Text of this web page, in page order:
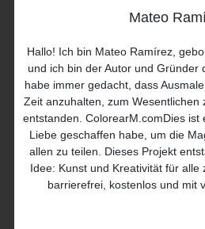
Mateo
Hallo! Ich bin Mateo Ramírez,
und ich bin der Autor und Gründer
habe immer gedacht, dass
Zeit anzuhalten, zum Wesentlichen
entstanden. ColorearM.comDies ist
Liebe geschaffen habe, um die
allen zu teilen. Dieses Projekt
Idee: Kunst und Kreativität für alle
barrierefrei, kostenlos und mit